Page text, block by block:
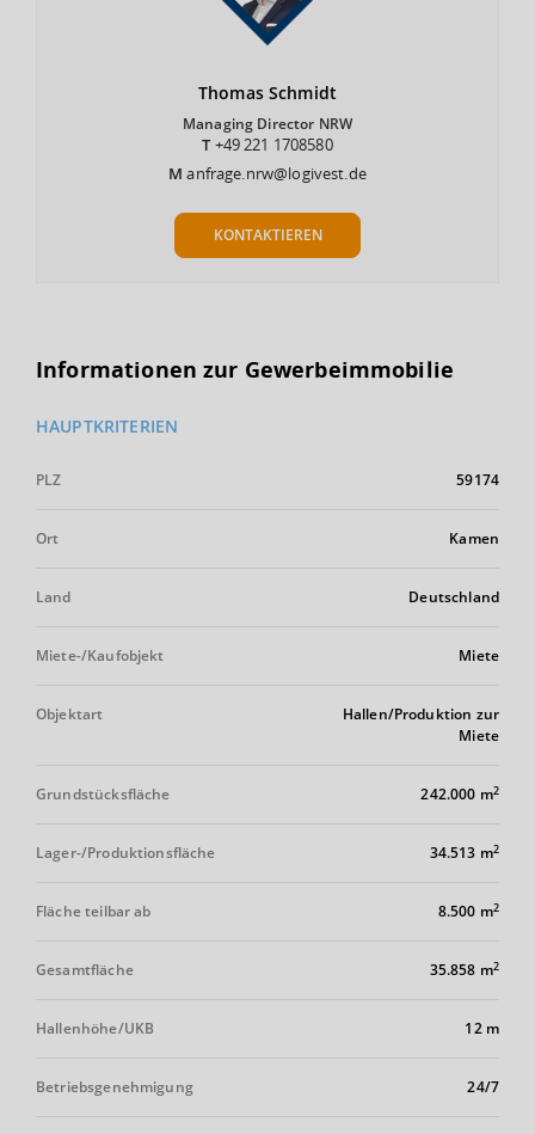
Thomas Schmidt
Managing Director NRW
T+49 221 1708580
Manfrage.nrw@logivest.de
KONTAKTIEREN
Informationen zur Gewerbeimmobilie
HAUPTKRITERIEN
PLZ 59174
Ort Kamen
Land Deutschland
Miete-/Kaufobjekt Miete
Objektart
Hallen/Produktion zur
Miete
Grundstücksfläche 242.000 m2
Lager-/Produktionsfläche 34.513 m2
Fläche teilbar ab 8.500 m2
Gesamtfläche 35.858 m2
Hallenhöhe/UKB 12 m
Betriebsgenehmigung 24/7